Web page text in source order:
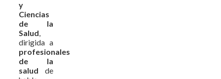
y
Ciencias
de la
Salud,
dirigida a
profesionales
de la
salud de